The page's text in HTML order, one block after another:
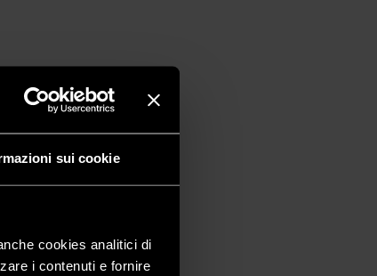
sui cookie
cookies analitici di
i contenuti e fornire